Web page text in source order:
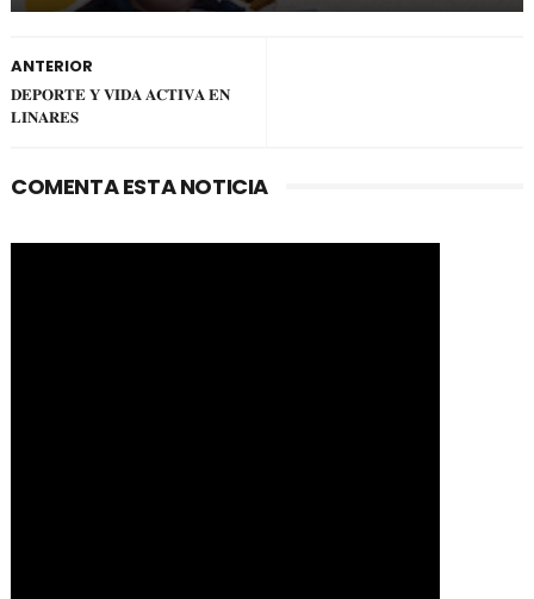
ANTERIOR
𝐃𝐄𝐏𝐎𝐑𝐓𝐄 𝐘 𝐕𝐈𝐃𝐀 𝐀𝐂𝐓𝐈𝐕𝐀 𝐄𝐍
𝐋𝐈𝐍𝐀𝐑𝐄𝐒
COMENTA ESTA NOTICIA